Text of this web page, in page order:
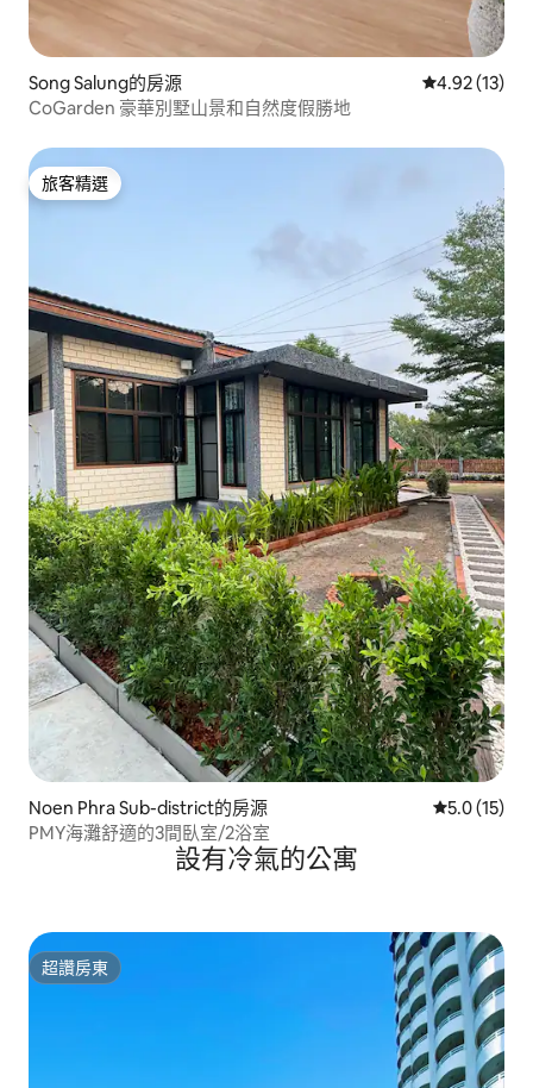
Song Salung的房源 從 13 則評價
4.92 (13)
CoGarden 豪華別墅山景和自然度假勝地
旅客精選
旅客精選
Noen Phra Sub-district的房源 從 15 則評
5.0 (15)
PMY海灘舒適的3間臥室/2浴室
設有冷氣的公寓
超讚房東
超讚房東